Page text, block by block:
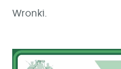
Wronki.